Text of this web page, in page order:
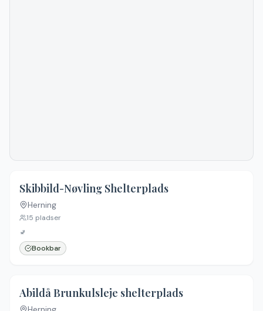
Skibbild-Nøvling Shelterplads
Herning
15 pladser
🚽
Bookbar
Abildå Brunkulsleje shelterplads